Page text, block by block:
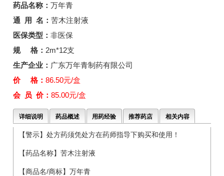
药品名称： 万年青
通 用 名： 苦木注射液
医保类型： 非医保
规 格： 2m*12支
生产企业： 广东万年青制药有限公司
价 格： 86.50元/盒
会 员 价： 85.00元/盒
详细说明 药品概述 用药经验 推荐药店 相关内容
【警示】处方药须凭处方在药师指导下购买和使用！
【药品名称】苦木注射液
【商品名/商标】万年青